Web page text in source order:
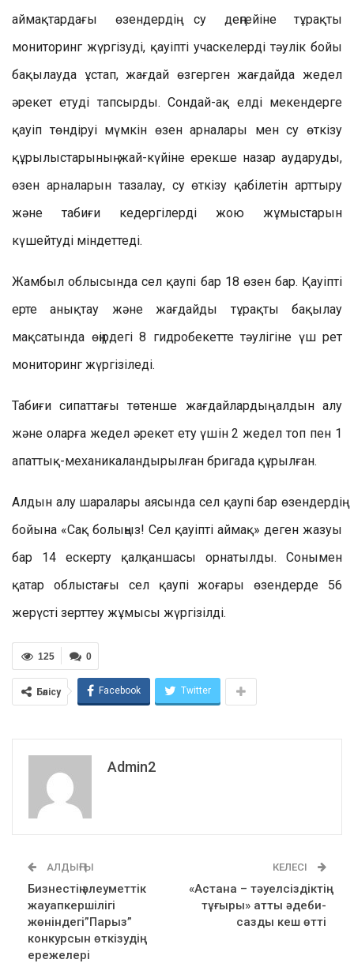
аймақтардағы өзендердің су деңгейіне тұрақты
мониторинг жүргізуді, қауіпті учаскелерді тәулік бойы
бақылауда ұстап, жағдай өзгерген жағдайда жедел
әрекет етуді тапсырды. Сондай-ақ елді мекендерге
қауіп төндіруі мүмкін өзен арналары мен су өткізу
құрылыстарының жай-күйіне ерекше назар аударуды,
өзен арналарын тазалау, су өткізу қабілетін арттыру
және табиғи кедергілерді жою жұмыстарын
күшейтуді міндеттеді.
Жамбыл облысында сел қаупі бар 18 өзен бар. Қауіпті
ерте анықтау және жағдайды тұрақты бақылау
мақсатында өңірдегі 8 гидробекетте тәулігіне үш рет
мониторинг жүргізіледі.
Табиғи сипаттағы төтенше жағдайлардың алдын алу
және оларға жедел әрекет ету үшін 2 жедел топ пен 1
апаттық-механикаландырылған бригада құрылған.
Алдын алу шаралары аясында сел қаупі бар өзендердің
бойына «Сақ болыңыз! Сел қауіпті аймақ» деген жазуы
бар 14 ескерту қалқаншасы орнатылды. Сонымен
қатар облыстағы сел қаупі жоғары өзендерде 56
жерүсті зерттеу жұмысы жүргізілді.
0
125
Бөлісу Facebook Twitter
Admin2
АЛДЫҢҒЫ
Бизнестің әлеуметтік
жауапкершілігі
жөніндегі”Парыз”
конкурсын өткізудің
ережелері
КЕЛЕСІ
«Астана – тәуелсіздіктің
тұғыры» атты әдеби-
сазды кеш өтті